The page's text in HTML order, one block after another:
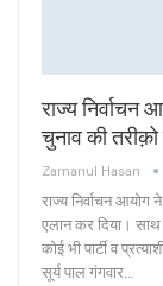
राज्य निर्वाचन
चुनाव की
Zamanul Hasan
राज्य निर्वाचन आयोग
एलान कर दिया।
कोई भी पार्टी व
सूर्य पाल गंगवार…